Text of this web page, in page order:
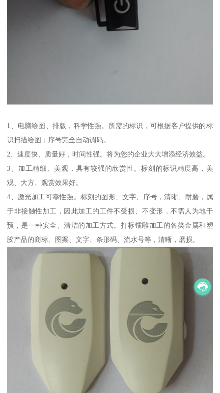
1、电脑绘图、排版，科学性强。所需的标识，可根据客户提供的标
识扫描绘图；序号完全自动调码。
2、速度快、质量好，时间性强。将为您的企业大大增添经济效益。
3、加工精细、美观，具有较强的欣赏性。标刻的标识精度高，美
观、大方、观赏效果好。
4、激光加工可靠性强。标刻的图形、文字、序号，清晰、耐磨，属
于非接触性加工，因此加工的工件不受损、不变形，不需人为地干
预，是一种安全、清洁的加工方式。打标镭雕加工的各类金属和塑
胶产品的商标、图案、文字、条形码、流水号等，清晰，磨损。